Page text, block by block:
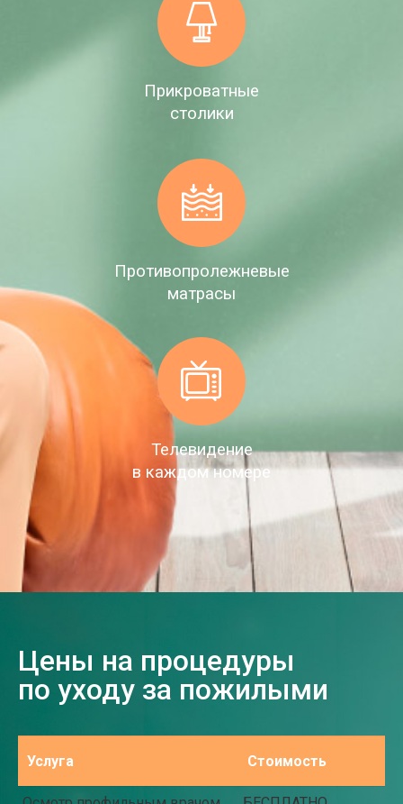
Прикроватные
столики
Противопролежневые
матрасы
Телевидение
в каждом номере
Цены на процедуры
по уходу за пожилыми
Услуга Стоимость